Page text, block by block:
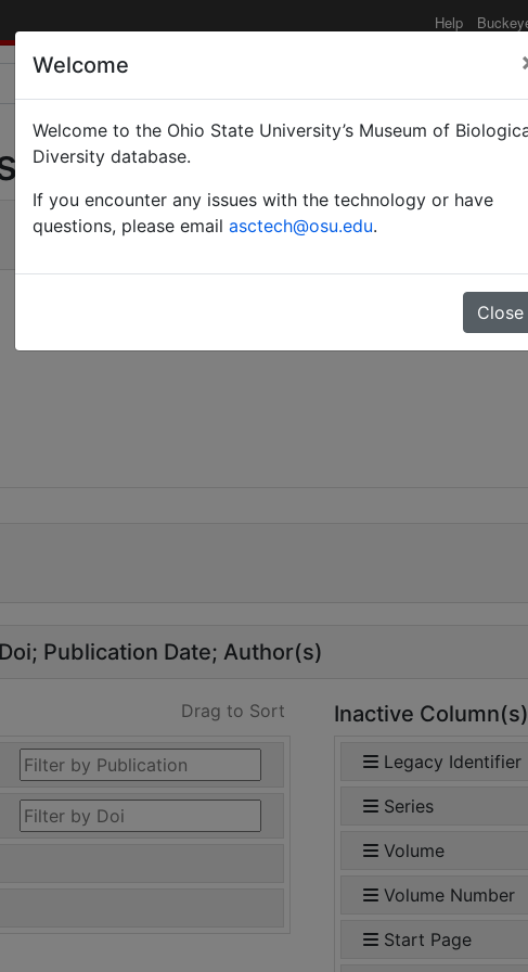
Help
Maandblad
Doi Publication Date Author(s)
Drag to Sort Inactive Column(s)
Legacy Identifier
Series
Volume
Volume Number
Start Page
Welcome
Welcome to the Ohio State University’s Museum of
Diversity database.
If you encounter any issues with the technology or have
questions, please email asctech@osu.edu.
Close